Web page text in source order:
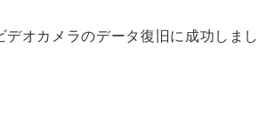
オカメラのデータ復旧に成功しまし